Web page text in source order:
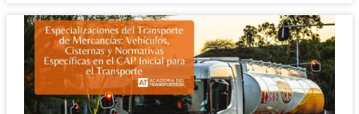
Leer más